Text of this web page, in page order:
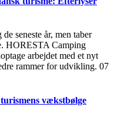
seneste år, men taber
HORESTA Camping
arbejdet med et nyt
rammer for udvikling. 07
vækstbølge